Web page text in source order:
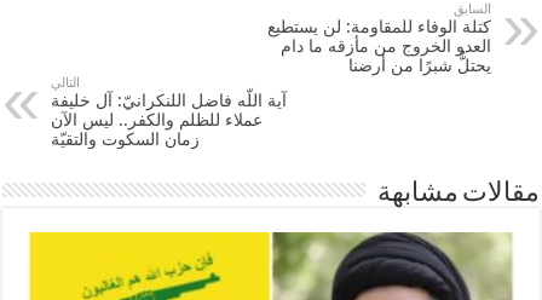
السابق
كتلة الوفاء للمقاومة: لن يستطيع
العدو الخروج من مأزقه ما دام
يحتلُّ شبرًا من أرضنا
التالي
آية اللّه فاضل اللنكرانيّ: آل خليفة
عملاء للظلم والكفر.. ليس الآن
زمان السكوت والتقيّة
مقالات مشابهة